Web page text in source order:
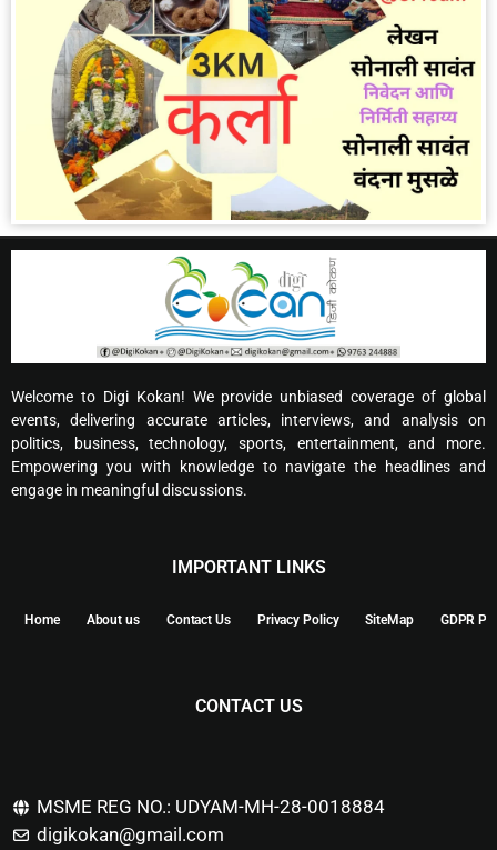
Welcome to Digi Kokan! We provide unbiased coverage of global
events, delivering accurate articles, interviews, and analysis on
politics, business, technology, sports, entertainment, and more.
Empowering you with knowledge to navigate the headlines and
engage in meaningful discussions.
IMPORTANT LINKS
Home About us Contact Us Privacy Policy SiteMap GDPR
CONTACT US
MSME REG NO.: UDYAM-MH-28-0018884
digikokan@gmail.com